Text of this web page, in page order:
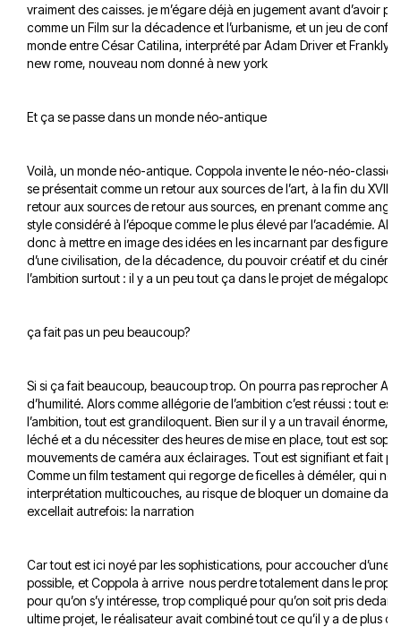
vraiment des caisses. je m’égare déjà en jugement avant d’avoir
comme un Film sur la décadence et l’urbanisme, et un jeu de
monde entre César Catilina, interprété par Adam Driver et
new rome, nouveau nom donné à new york
Et ça se passe dans un monde néo-antique
Voilà, un monde néo-antique. Coppola invente le néo-néo-
se présentait comme un retour aux sources de l’art, à la fin du XVIII
retour aux sources de retour aus sources, en prenant comme angle
style considéré à l’époque comme le plus élevé par l’académie.
donc à mettre en image des idées en les incarnant par des
d’une civilisation, de la décadence, du pouvoir créatif et du
l’ambition surtout : il y a un peu tout ça dans le projet de mégalopolis
ça fait pas un peu beaucoup?
Si si ça fait beaucoup, beaucoup trop. On pourra pas reprocher Au
d’humilité. Alors comme allégorie de l’ambition c’est réussi : tout
l’ambition, tout est grandiloquent. Bien sur il y a un travail énorme,
léché et a du nécessiter des heures de mise en place, tout est
mouvements de caméra aux éclairages. Tout est signifiant et fait
Comme un film testament qui regorge de ficelles à déméler, qui
interprétation multicouches, au risque de bloquer un domaine
excellait autrefois: la narration
Car tout est ici noyé par les sophistications, pour accoucher d’une
possible, et Coppola à arrive nous perdre totalement dans le
pour qu’on s’y intéresse, trop compliqué pour qu’on soit pris
ultime projet, le réalisateur avait combiné tout ce qu’il y a de plus